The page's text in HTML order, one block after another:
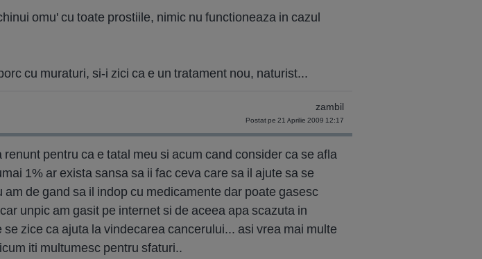
omu' cu toate prostiile, nimic nu functioneaza in cazul
cu muraturi, si-i zici ca e un tratament nou, naturist...
zambil
Postat pe 21 Aprilie 2009 12:17
pentru ca e tatal meu si acum cand consider ca se afla
1% ar exista sansa sa ii fac ceva care sa il ajute sa se
de gand sa il indop cu medicamente dar poate gasesc
unpic am gasit pe internet si de aceea apa scazuta in
zice ca ajuta la vindecarea cancerului... asi vrea mai multe
iti multumesc pentru sfaturi..